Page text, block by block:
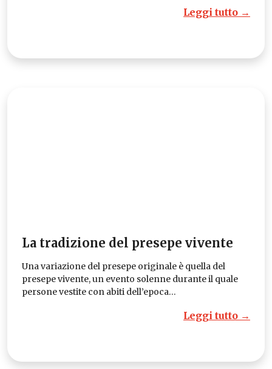
Leggi tutto →
La tradizione del presepe vivente
Una variazione del presepe originale è quella del
presepe vivente, un evento solenne durante il quale
persone vestite con abiti dell’epoca…
Leggi tutto →